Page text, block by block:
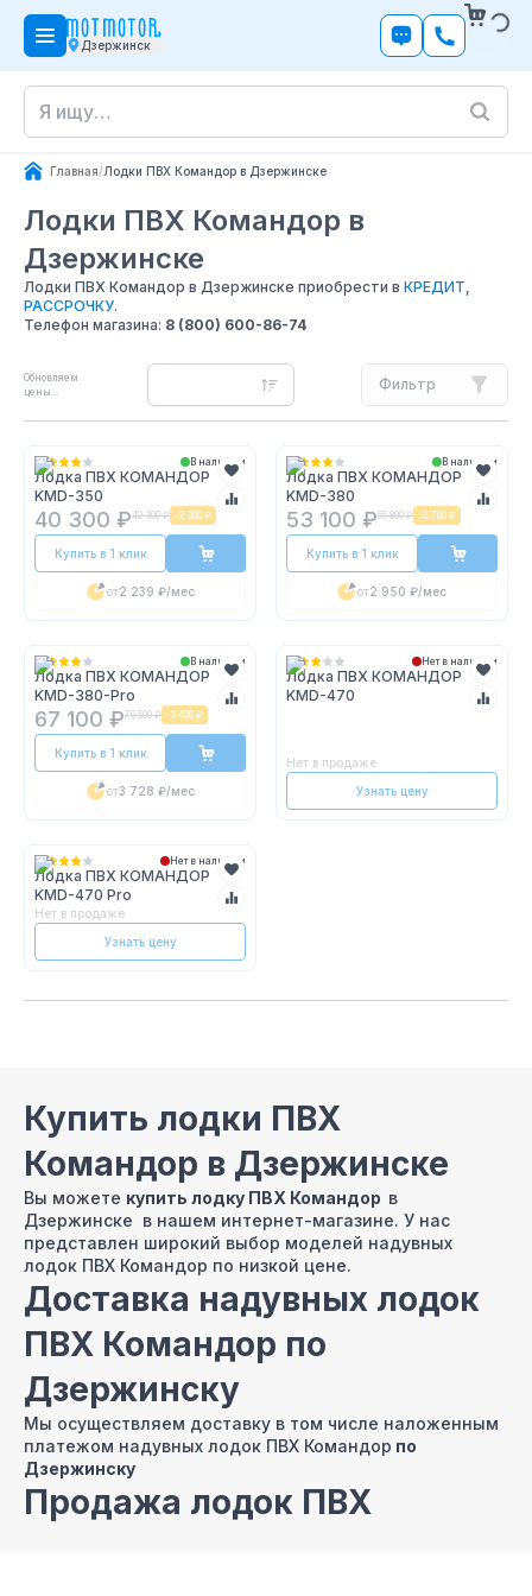
Дзержинск
Главная/Лодки ПВХ Командор в Дзержинске
Лодки ПВХ Командор в
Дзержинске
Лодки ПВХ Командор в Дзержинске приобрести в КРЕДИТ,
РАССРОЧКУ.
Телефон магазина: 8 (800) 600-86-74
Обновляем
цены...
Фильтр
В наличии
Лодка ПВХ КОМАНДОР
KMD-350
40 300 ₽42 300 ₽ -2 000 ₽
Купить в 1 клик
от2 239 ₽/мес
В наличии
Лодка ПВХ КОМАНДОР
KMD-380
53 100 ₽55 800 ₽ -2 700 ₽
Купить в 1 клик
от2 950 ₽/мес
В наличии
Лодка ПВХ КОМАНДОР
KMD-380-Pro
67 100 ₽70 500 ₽ -3 400 ₽
Купить в 1 клик
от3 728 ₽/мес
Нет в наличии
Лодка ПВХ КОМАНДОР
KMD-470
Нет в продаже
Узнать цену
Нет в наличии
Лодка ПВХ КОМАНДОР
KMD-470 Pro
Нет в продаже
Узнать цену
Купить лодки ПВХ
Командор в Дзержинске
Вы можете купить лодку ПВХ Командор в
Дзержинске в нашем интернет-магазине. У нас
представлен широкий выбор моделей надувных
лодок ПВХ Командор по низкой цене.
Доставка надувных лодок
ПВХ Командор по
Дзержинску
Мы осуществляем доставку в том числе наложенным
платежом надувных лодок ПВХ Командор по
Дзержинску
Продажа лодок ПВХ